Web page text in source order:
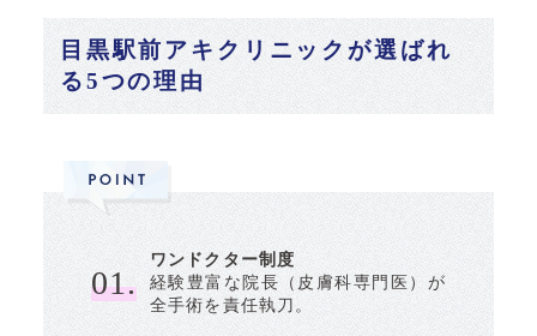
目黒駅前アキクリニックが選ばれ
る5つの理由
01.
ワンドクター制度
経験豊富な院長（皮膚科専門医）が
全手術を責任執刀。